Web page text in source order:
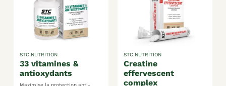
33 vitamines &
antioxydants
STC NUTRITION
Maximise la protection anti-
creatine
effervescent
complex
STC NUTRITION